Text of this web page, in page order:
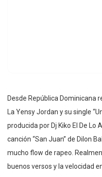
Desde República Dominicana
La Yensy Jordan y su single
producida por Dj Kiko El De Lo
canción “San Juan” de Dilon
mucho flow de rapeo.
buenos versos y la velocidad